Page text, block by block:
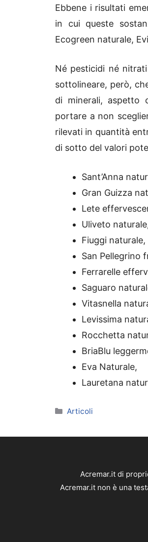
Ebbene i risultati
in cui queste
Ecogreen naturale,
Né pesticidi né
sottolineare, però,
di minerali, aspetto
portare a non
rilevati in quantità
di sotto del valori
Sant’Anna
Gran Guizza
Lete
Uliveto
Fiuggi naturale,
San Pellegrino
Ferrarelle
Saguaro
Vitasnella
Levissima
Rocchetta
BriaBlu
Eva Naturale,
Lauretana
Categorie
Articoli
Acremar.it di
Acremar.it non è una